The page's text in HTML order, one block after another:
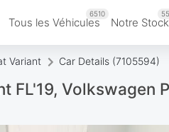
Tous les Véhicules
6510
Notre Stock
Variant Car Details (7105594)
FL'19, Volkswagen